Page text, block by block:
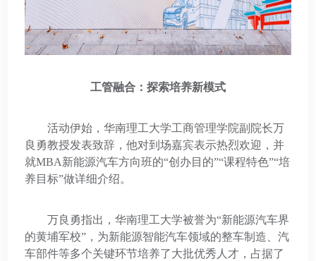
工管融合：探索培养新模式
活动伊始，华南理工大学工商管理学院副院长万
良勇教授发表致辞，他对到场嘉宾表示热烈欢迎，并
就MBA新能源汽车方向班的“创办目的”“课程特色”“培
养目标”做详细介绍。
万良勇指出，华南理工大学被誉为“新能源汽车界
的黄埔军校”，为新能源智能汽车领域的整车制造、汽
车部件等多个关键环节培养了大批优秀人才，占据了